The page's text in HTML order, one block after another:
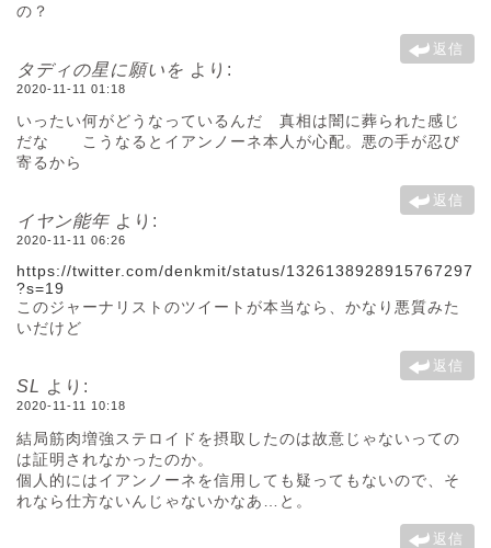
の？
返信
タディの星に願いを より:
2020-11-11 01:18
いったい何がどうなっているんだ 真相は闇に葬られた感じ
だな こうなるとイアンノーネ本人が心配。悪の手が忍び
寄るから
返信
イヤン能年 より:
2020-11-11 06:26
https://twitter.com/denkmit/status/1326138928915767297
?s=19
このジャーナリストのツイートが本当なら、かなり悪質みた
いだけど
返信
SL より:
2020-11-11 10:18
結局筋肉増強ステロイドを摂取したのは故意じゃないっての
は証明されなかったのか。
個人的にはイアンノーネを信用しても疑ってもないので、そ
れなら仕方ないんじゃないかなあ…と。
返信